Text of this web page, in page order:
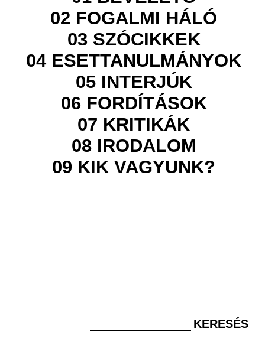
02 FOGALMI HÁLÓ
03 SZÓCIKKEK
04 ESETTANULMÁNYOK
05 INTERJÚK
06 FORDÍTÁSOK
07 KRITIKÁK
08 IRODALOM
09 KIK VAGYUNK?
KERESÉS